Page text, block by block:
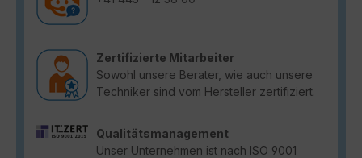
Zertifizierte Mitarbeiter
Sowohl unsere Berater, wie auch unsere
Techniker sind vom Hersteller zertifiziert.
Qualitätsmanagement
Unser Unternehmen ist nach ISO 9001